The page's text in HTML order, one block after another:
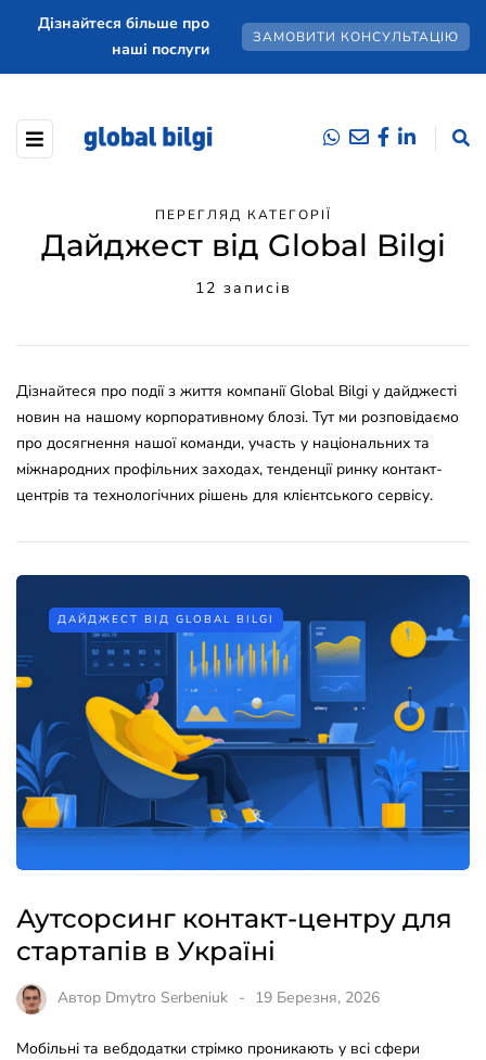
Дізнайтеся більше про
наші послуги
ЗАМОВИТИ КОНСУЛЬТАЦІЮ
ПЕРЕГЛЯД КАТЕГОРІЇ
Дайджест від Global Bilgi
12 записів
Дізнайтеся про події з життя компанії Global Bilgi у дайджесті
новин на нашому корпоративному блозі. Тут ми розповідаємо
про досягнення нашої команди, участь у національних та
міжнародних профільних заходах, тенденції ринку контакт-
центрів та технологічних рішень для клієнтського сервісу.
ДАЙДЖЕСТ ВІД GLOBAL BILGI
Аутсорсинг контакт-центру для
стартапів в Україні
Автор Dmytro Serbeniuk 19 Березня, 2026
Мобільні та вебдодатки стрімко проникають у всі сфери